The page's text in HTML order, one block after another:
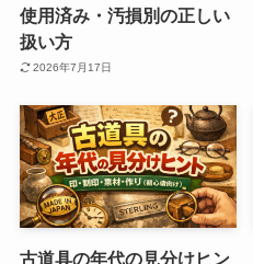
使用済み・汚損別の正しい
扱い方
2026年7月17日
古道具の年代の見分けヒン